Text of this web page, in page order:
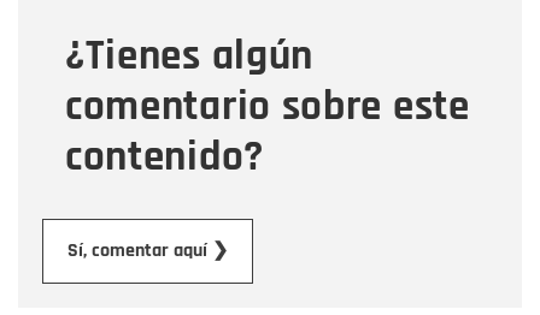
¿Tienes algún
comentario sobre este
contenido?
Sí, comentar aquí ❯
Mensaje